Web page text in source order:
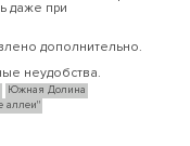
даже при
дополнительно.
неудобства.
Южная Долина
аллеи"